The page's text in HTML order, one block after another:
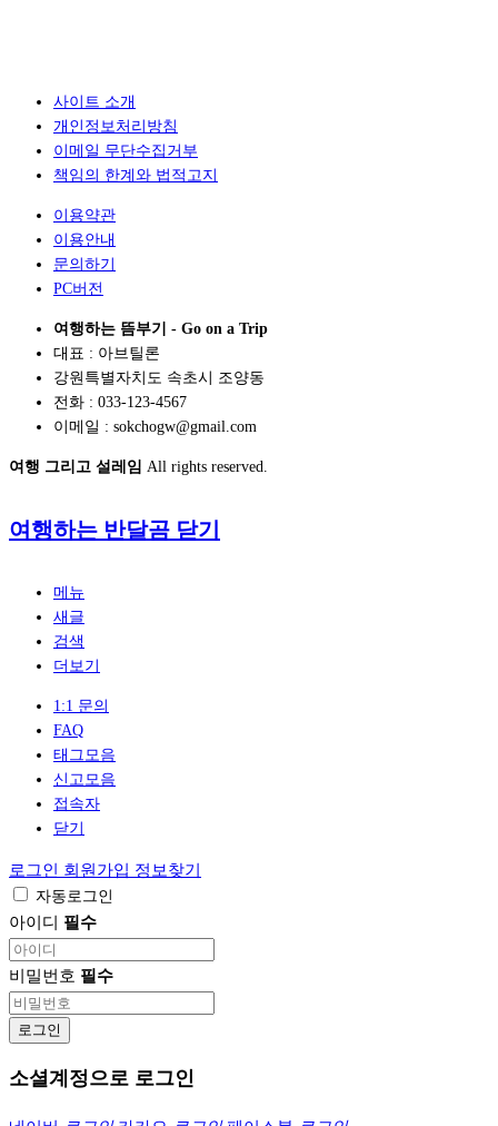
사이트 소개
개인정보처리방침
이메일 무단수집거부
책임의 한계와 법적고지
이용약관
이용안내
문의하기
PC버전
여행하는 뜸부기 - Go on a Trip
대표 : 아브틸론
강원특별자치도 속초시 조양동
전화 : 033-123-4567
이메일 : sokchogw@gmail.com
여행 그리고 설레임 All rights reserved.
여행하는 반달곰 닫기
메뉴
새글
검색
더보기
1:1 문의
FAQ
태그모음
신고모음
접속자
닫기
로그인 회원가입 정보찾기
자동로그인
아이디 필수
비밀번호 필수
로그인
소셜계정으로 로그인